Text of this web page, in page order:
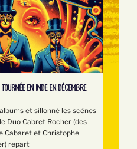
EN INDE EN DÉCEMBRE
et sillonné les scènes
Duo Cabret Rocher (des
Cabaret et Christophe
repart